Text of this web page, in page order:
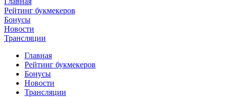
Рейтинг букмекеров
Бонусы
Новости
Трансляции
Главная
Рейтинг букмекеров
Бонусы
Новости
Трансляции